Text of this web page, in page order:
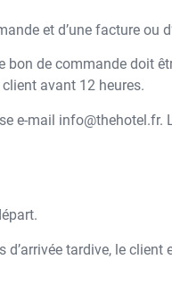
et d’une facture ou
bon de commande doit
avant 12 heures.
e-mail info@thehotel.fr.
tardive, le client